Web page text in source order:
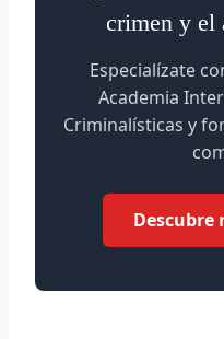
crimen y el
Especialízate
Academia
Criminalísticas y
Descubre